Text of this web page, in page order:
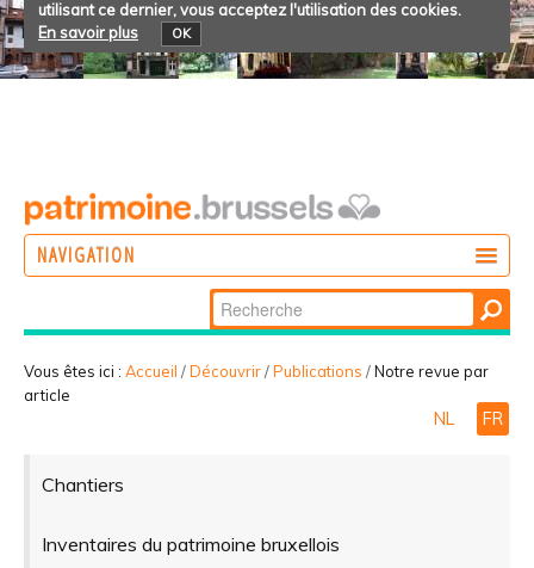
utilisant ce dernier, vous acceptez l'utilisation des cookies.
En savoir plus
OK
NAVIGATION
Chercher par
Recherche
avancée…
Vous êtes ici : Accueil /Découvrir/Publications /Notre revue par
article
NL FR
Chantiers
Inventaires du patrimoine bruxellois